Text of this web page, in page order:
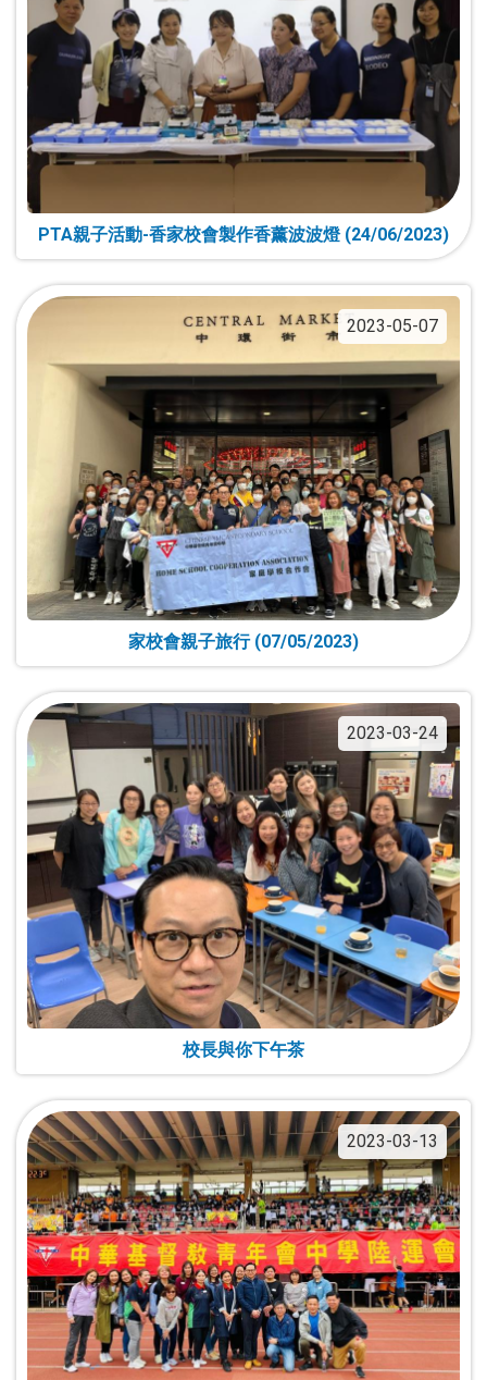
PTA親子活動-香家校會製作香薰波波燈 (24/06/2023)
2023-05-07
家校會親子旅行 (07/05/2023)
2023-03-24
校長與你下午茶
2023-03-13